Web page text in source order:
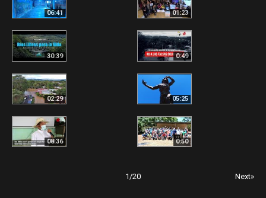
06:41 01:23
30:39 0:49
02:29 05:25
08:36 0:50
1/20 Next»